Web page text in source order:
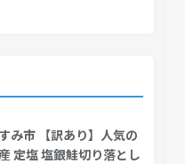
み市 【訳あり】人気の
定塩 塩銀鮭切り落とし